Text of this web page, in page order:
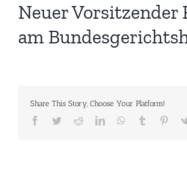
Neuer Vorsitzender
am
Share This Story, Choose Your Platform!
Facebook
TwitterRedditLinkedInWhatsApp
Tumblr